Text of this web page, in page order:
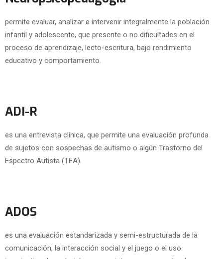
permite evaluar, analizar e intervenir integralmente la población
infantil y adolescente, que presente o no dificultades en el
proceso de aprendizaje, lecto-escritura, bajo rendimiento
educativo y comportamiento.
ADI-R
es una entrevista clínica, que permite una evaluación profunda
de sujetos con sospechas de autismo o algún Trastorno del
Espectro Autista (TEA).
ADOS
es una evaluación estandarizada y semi-estructurada de la
comunicación, la interacción social y el juego o el uso